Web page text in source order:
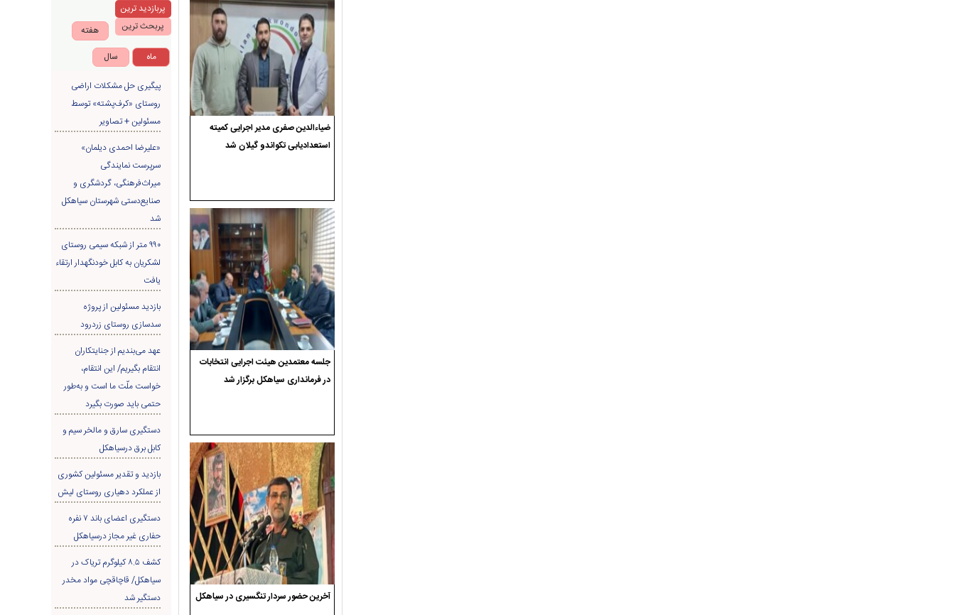
ضیاءالدین صفری مدیر اجرایی کمیته
استعدادیابی تکواندو گیلان شد
جلسه معتمدین هیئت اجرایی انتخابات
در فرمانداری سیاهکل برگزار شد
آخرین حضور سردار تنگسیری در سیاهکل
پربازدید ترین
پربحث ترین
هفته
ماه
سال
پیگیری حل مشکلات اراضی
روستای «کرف‌پشته» توسط
مسئولین + تصاویر
«علیرضا احمدی دیلمان»
سرپرست نمایندگی
میراث‌فرهنگی، گردشگری و
صنایع‌دستی شهرستان سیاهکل
شد
۹۹۰ متر از شبکه سیمی روستای
لشکریان به کابل خودنگهدار ارتقاء
یافت
بازدید مسئولین از پروژه
سدسازی روستای زردرود
عهد می‌بندیم از جنایتکاران
انتقام بگیریم/ این انتقام،
خواست ملّت ما است و به‌طور
حتمی باید صورت بگیرد
دستگیری سارق و مالخر سیم و
کابل برق درسیاهکل
بازدید و تقدیر مسئولین کشوری
از عملکرد دهیاری روستای لیش
دستگیری اعضای باند ۷ نفره
حفاری غير مجاز درسیاهکل
کشف ۸.۵ کیلوگرم تریاک در
سیاهکل/ قاچاقچی مواد مخدر
دستگیر شد